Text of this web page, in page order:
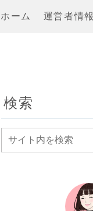
ホーム 運営者情報
検索